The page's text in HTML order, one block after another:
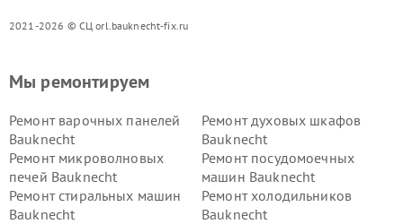
2021-2026 © СЦ orl.bauknecht-fix.ru
Мы ремонтируем
Ремонт варочных панелей
Bauknecht
Ремонт духовых шкафов
Bauknecht
Ремонт микроволновых
печей Bauknecht
Ремонт посудомоечных
машин Bauknecht
Ремонт стиральных машин
Bauknecht
Ремонт холодильников
Bauknecht